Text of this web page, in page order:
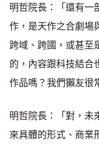
明哲院長：「還有一
作，是天作之合劇場
跨域、跨國，或甚至
的，內容跟科技結合
作品嗎？我們獺友很
明哲院長：「對，未
來具體的形式、商業